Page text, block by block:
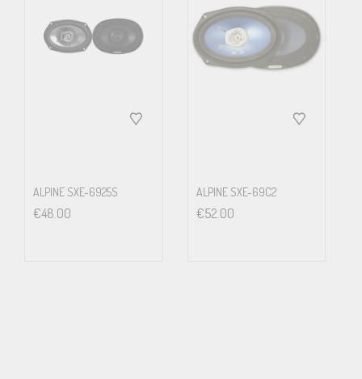
ALPINE SXE-6925S
€48.00
ALPINE SXE-69C2
€52.00